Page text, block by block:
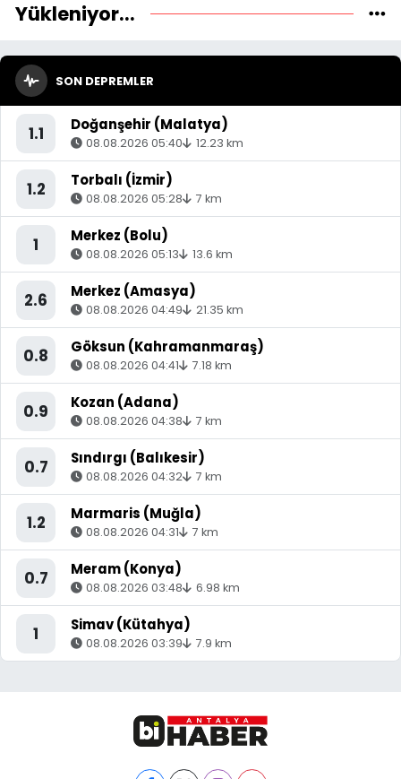
Yükleniyor...
SON DEPREMLER
1.1 Doğanşehir (Malatya)
08.08.2026 05:40 12.23 km
1.2 Torbalı (İzmir)
08.08.2026 05:28 7 km
1 Merkez (Bolu)
08.08.2026 05:13 13.6 km
2.6 Merkez (Amasya)
08.08.2026 04:49 21.35 km
0.8 Göksun (Kahramanmaraş)
08.08.2026 04:41 7.18 km
0.9 Kozan (Adana)
08.08.2026 04:38 7 km
0.7 Sındırgı (Balıkesir)
08.08.2026 04:32 7 km
1.2 Marmaris (Muğla)
08.08.2026 04:31 7 km
0.7 Meram (Konya)
08.08.2026 03:48 6.98 km
1 Simav (Kütahya)
08.08.2026 03:39 7.9 km